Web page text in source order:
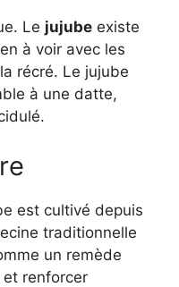
Le jujube existe
à voir avec les
récré. Le jujube
à une datte,
est cultivé depuis
traditionnelle
un remède
et renforcer